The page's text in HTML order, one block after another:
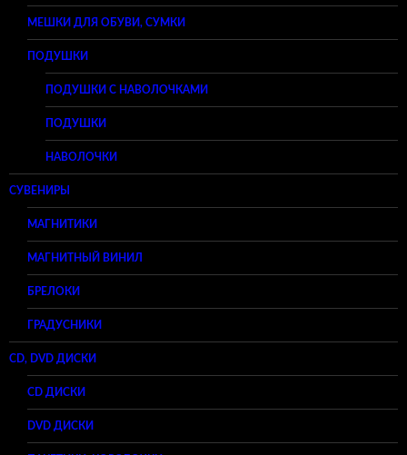
МЕШКИ ДЛЯ ОБУВИ, СУМКИ
ПОДУШКИ
ПОДУШКИ С НАВОЛОЧКАМИ
ПОДУШКИ
НАВОЛОЧКИ
СУВЕНИРЫ
МАГНИТИКИ
МАГНИТНЫЙ ВИНИЛ
БРЕЛОКИ
ГРАДУСНИКИ
CD, DVD ДИСКИ
CD ДИСКИ
DVD ДИСКИ